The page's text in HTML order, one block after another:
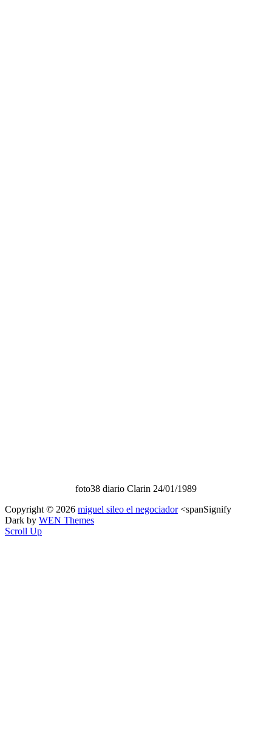
foto38 diario Clarin 24/01/1989
Copyright © 2026 miguel sileo el negociador<spanSignify
Dark by WEN Themes
Scroll Up